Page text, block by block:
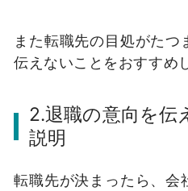
また転職先の目処がた
伝えないことをおすすめ
2.退職の意向を伝
説明
転職先が決まったら、会